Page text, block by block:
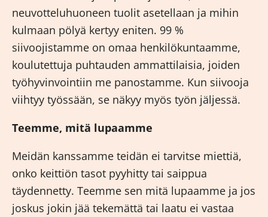
neuvotteluhuoneen tuolit asetellaan ja mihin
kulmaan pölyä kertyy eniten. 99 %
siivoojistamme on omaa henkilökuntaamme,
koulutettuja puhtauden ammattilaisia, joiden
työhyvinvointiin me panostamme. Kun siivooja
viihtyy työssään, se näkyy myös työn jäljessä.
Teemme, mitä lupaamme
Meidän kanssamme teidän ei tarvitse miettiä,
onko keittiön tasot pyyhitty tai saippua
täydennetty. Teemme sen mitä lupaamme ja jos
joskus jokin jää tekemättä tai laatu ei vastaa